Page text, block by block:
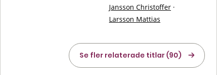
Jansson Christoffer ·
Larsson Mattias
Se fler relaterade titlar (90)